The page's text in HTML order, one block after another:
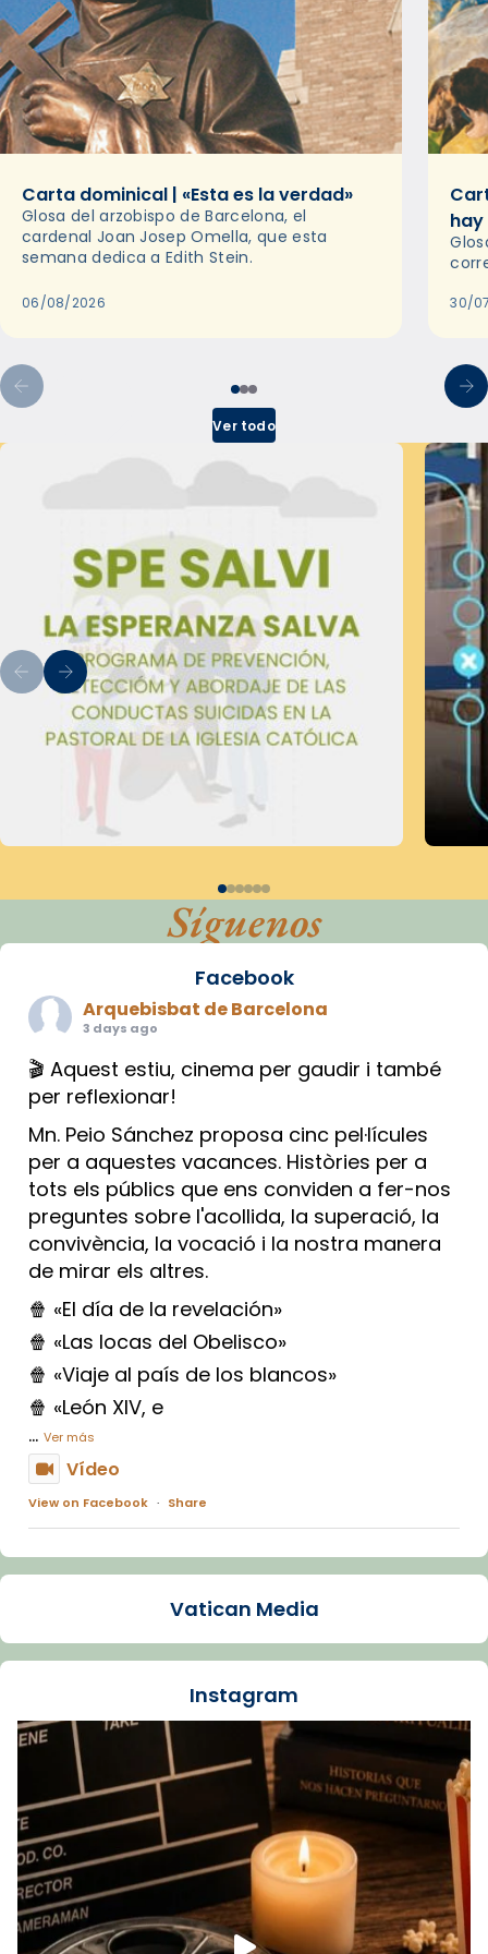
Carta dominical | «Esta es la verdad»
Glosa del arzobispo de Barcelona, el
cardenal Joan Josep Omella, que esta
semana dedica a Edith Stein.
06/08/2026 30/
Ver todo
Síguenos
Facebook
Arquebisbat de Barcelona
3 days ago
🎬 Aquest estiu, cinema per gaudir i també
per reflexionar!
Mn. Peio Sánchez proposa cinc pel·lícules
per a aquestes vacances. Històries per a
tots els públics que ens conviden a fer-nos
preguntes sobre l'acollida, la superació, la
convivència, la vocació i la nostra manera
de mirar els altres.
🍿 «El día de la revelación»
🍿 «Las locas del Obelisco»
🍿 «Viaje al país de los blancos»
🍿 «León XIV, e
... Ver más
Vídeo
View on Facebook · Share
Arquebisbat de Barcelona
La Carmina va patir depressió. Fa gairebé
dos mesos, a l'Estadi Lluís Companys, la
Recupera l'entrevista comp
Vatican
tican News 👇
www.vaticannews.va/es/iglesia/news/2026-
07/carmina-historia-depresion-papa-viaje-
espana-testimoni...
Foto
View on Facebook · Share
Vatican Media
Instagram